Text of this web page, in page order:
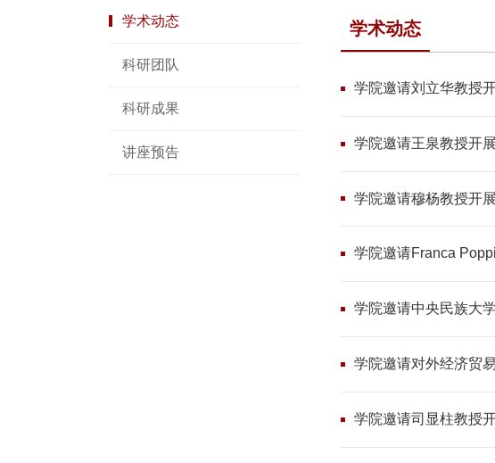
学术动态
科研团队
科研成果
讲座预告
学术动态
学院邀请刘立华教授
学院邀请王泉教授开
学院邀请穆杨教授开
学院邀请Franca
学院邀请中央民族大
学院邀请对外经济贸
学院邀请司显柱教授